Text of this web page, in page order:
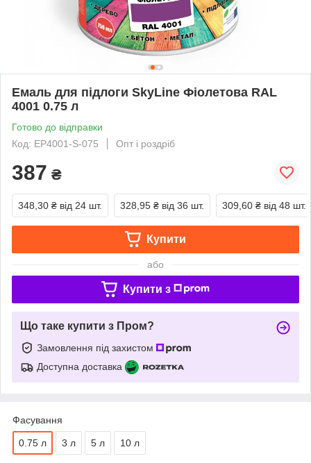
Емаль для підлоги SkyLine Фіолетова RAL
4001 0.75 л
Готово до відправки
Код: EP4001-S-075
Опт і роздріб
387 ₴
348,30 ₴ від 24 шт. 328,95 ₴ від 36 шт. 309,60 ₴ від 48 шт.
Купити
або
Купити з
Що таке купити з Пром?
Замовлення під захистом
Доступна доставка
Фасування
0.75 л 3 л 5 л 10 л